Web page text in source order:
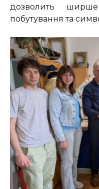
дозволить
побутування та